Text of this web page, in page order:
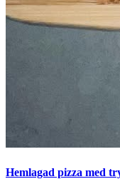
Hemlagad pizza med